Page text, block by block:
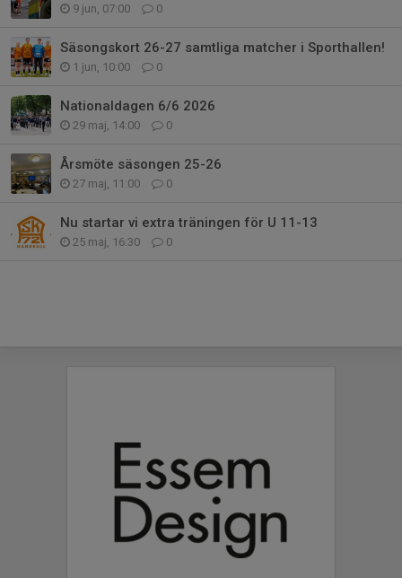
9 jun, 07:00 0
Säsongskort 26-27 samtliga matcher i Sporthallen!
1 jun, 10:00 0
Nationaldagen 6/6 2026
29 maj, 14:00 0
Årsmöte säsongen 25-26
27 maj, 11:00 0
Nu startar vi extra träningen för U 11-13
25 maj, 16:30 0